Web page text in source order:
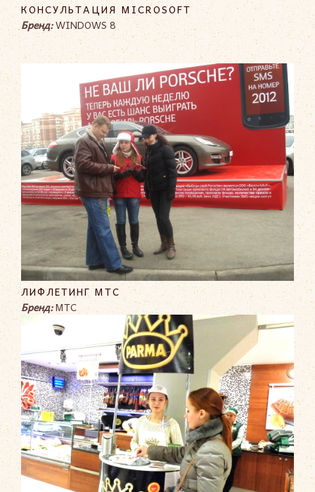
КОНСУЛЬТАЦИЯ MICROSOFT
Бренд:WINDOWS 8
ЛИФЛЕТИНГ МТС
Бренд:МТС